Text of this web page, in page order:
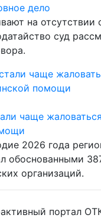
дело
на отсутствии
суд
чаще
2026 года
обоснованными
организаций.
портал